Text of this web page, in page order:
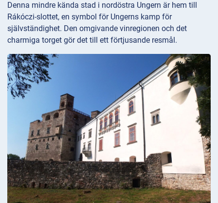
Denna mindre kända stad i nordöstra Ungern är hem till
Rákóczi-slottet, en symbol för Ungerns kamp för
självständighet. Den omgivande vinregionen och det
charmiga torget gör det till ett förtjusande resmål.